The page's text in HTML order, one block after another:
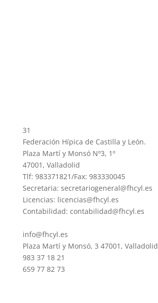
31
Federación Hípica de Castilla y León.
Plaza Martí y Monsó Nº3, 1º
47001, Valladolid
Tlf: 983371821/Fax: 983330045
Secretaria: secretariogeneral@fhcyl.es
Licencias: licencias@fhcyl.es
Contabilidad: contabilidad@fhcyl.es
info@fhcyl.es
Plaza Martí y Monsó, 3 47001, Valladolid
983 37 18 21
659 77 82 73